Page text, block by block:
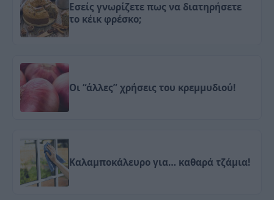
Εσείς γνωρίζετε πως να διατηρήσετε
το κέικ φρέσκο;
Οι “άλλες” χρήσεις του κρεμμυδιού!
Καλαμποκάλευρο για… καθαρά τζάμια!